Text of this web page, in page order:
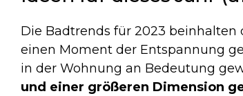
Die Badtrends für 2023 beinhalten
einen Moment der Entspannung
in der Wohnung an Bedeutung
und einer größeren Dimension